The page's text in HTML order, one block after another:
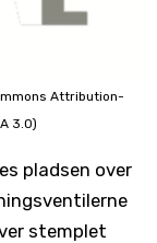
Attribution-
3.0)
pladsen over
stemplet